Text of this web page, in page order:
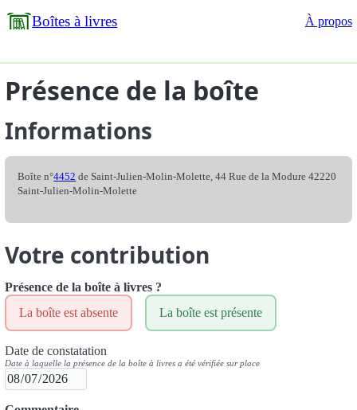
Boîtes à livres À propos
Présence de la boîte
Informations
Boîte n°4452 de Saint-Julien-Molin-Molette, 44 Rue de la Modure 42220
Saint-Julien-Molin-Molette
Votre contribution
Présence de la boîte à livres ?
La boîte est absente
La boîte est présente
Date de constatation
Date à laquelle la présence de la boîte à livres a été vérifiée sur place